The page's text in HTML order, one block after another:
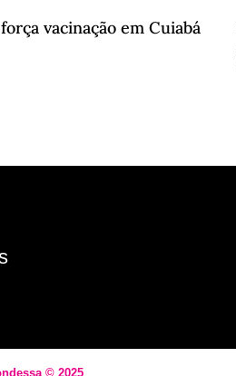
vacinação em Cuiabá
⁠© 2025